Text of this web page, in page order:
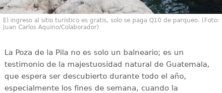
El ingreso al sitio turístico es gratis, solo se paga Q10 de parqueo. (Foto:
Juan Carlos Aquino/Colaborador)
La Poza de la Pila no es solo un balneario; es un
testimonio de la majestuosidad natural de Guatemala,
que espera ser descubierto durante todo el año,
especialmente los fines de semana, cuando la